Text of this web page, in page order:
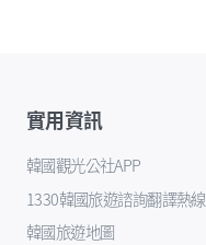
實用資訊
韓國觀光公社APP
1330韓國旅遊諮詢翻譯熱線
韓國旅遊地圖